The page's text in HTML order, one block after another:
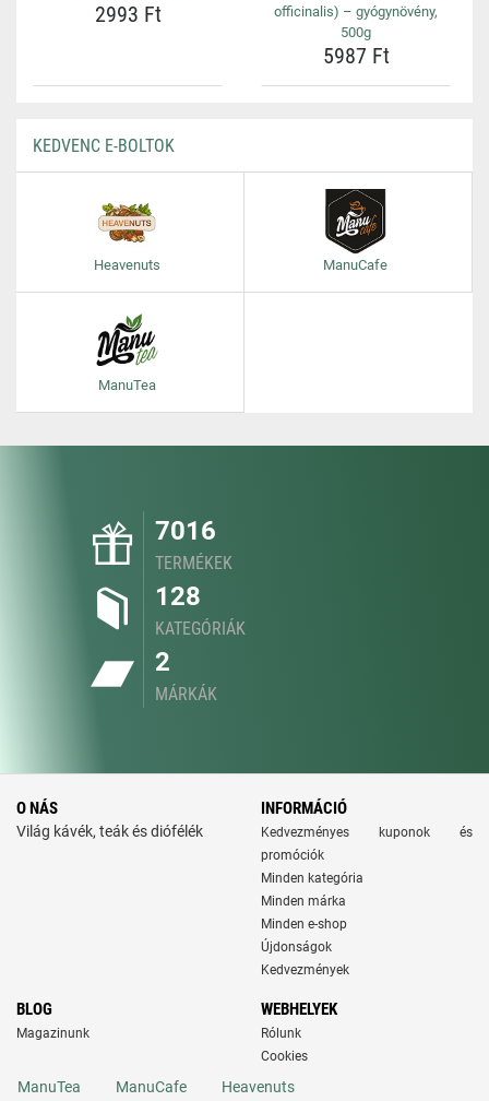
2993 Ft
officinalis) – gyógynövény,
500g
5987 Ft
KEDVENC E-BOLTOK
Heavenuts ManuCafe
ManuTea
7016
TERMÉKEK
128
KATEGÓRIÁK
2
MÁRKÁK
O NÁS
Világ kávék, teák és diófélék
INFORMÁCIÓ
Kedvezményes kuponok és
promóciók
Minden kategória
Minden márka
Minden e-shop
Újdonságok
Kedvezmények
BLOG
Magazinunk
WEBHELYEK
Rólunk
Cookies
ManuTea ManuCafe Heavenuts